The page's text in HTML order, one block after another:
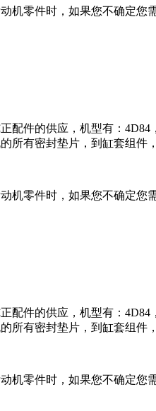
机零件时，如果您不确定
配件的供应，机型有：4D84
所有密封垫片，到缸套组
机零件时，如果您不确定
配件的供应，机型有：4D84
所有密封垫片，到缸套组
机零件时，如果您不确定